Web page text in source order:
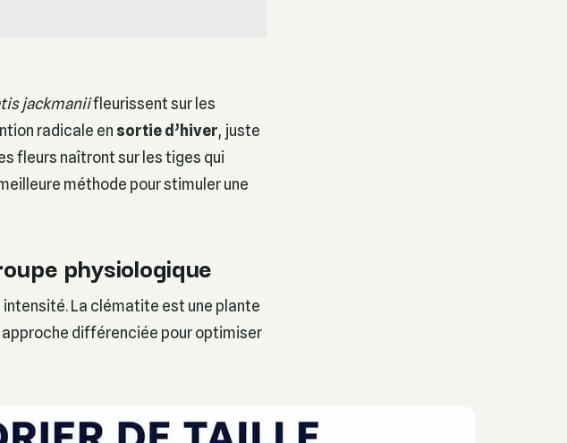
jackmaniifleurissent sur les
radicale en sortie d’hiver, juste
fleurs naîtront sur les tiges qui
méthode pour stimuler une
physiologique
La clématite est une plante
différenciée pour optimiser